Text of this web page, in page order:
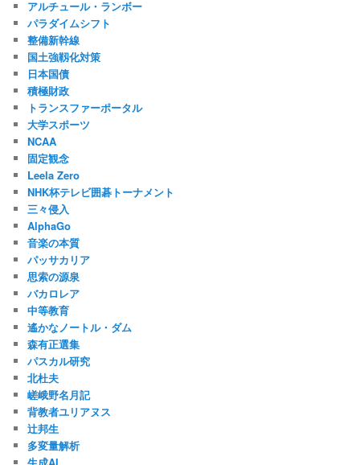
アルチュール・ランボー
パラダイムシフト
整備新幹線
国土強靱化対策
日本国債
積極財政
トランスファーポータル
大学スポーツ
NCAA
固定観念
Leela Zero
NHK杯テレビ囲碁トーナメント
三々侵入
AlphaGo
音楽の本質
パッサカリア
思索の源泉
バカロレア
中等教育
遙かなノートル・ダム
森有正選集
パスカル研究
北杜夫
嵯峨野名月記
背教者ユリアヌス
辻邦生
多変量解析